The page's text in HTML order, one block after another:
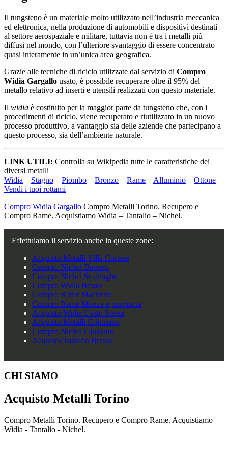
Il tungsteno è un materiale molto utilizzato nell’industria meccanica
ed elettronica, nella produzione di automobili e dispositivi destinati
al settore aerospaziale e militare, tuttavia non è tra i metalli più
diffusi nel mondo, con l’ulteriore svantaggio di essere concentrato
quasi interamente in un’unica area geografica.
Grazie alle tecniche di riciclo utilizzate dal servizio di Compro
Widia Gargallo usato, è possibile recuperare oltre il 95% del
metallo relativo ad inserti e utensili realizzati con questo materiale.
Il widia è costituito per la maggior parte da tungsteno che, con i
procedimenti di riciclo, viene recuperato e riutilizzato in un nuovo
processo produttivo, a vantaggio sia delle aziende che partecipano a
questo processo, sia dell’ambiente naturale.
LINK UTILI: Controlla su Wikipedia tutte le caratteristiche dei
diversi metalli
Widia – Stagno – Piombo – Bronzo – Rame – Alluminio – Ottone –
Vendi i tuoi rottami
Compro Widia Gargallo Compro Metalli Torino. Recupero e
Compro Rame. Acquistiamo Widia – Tantalio – Nichel.
Effettuiamo il servizio anche in queste zone:
Acquisto Metalli Villa Cortese
Compro Nichel Baveno
Compro Nichel Scalenghe
Compro Widia Besate
Compro Rame Macherio
Compro Rame Monza e provincia
Acquisto Widia Usato Stresa
Acquisto Metalli Colturano
Compro Nichel Giussano
Acquisto Tantalio Bresso
Footer
CHI SIAMO
Acquisto Metalli Torino
Compro Metalli Torino. Recupero e Compro Rame. Acquistiamo
Widia - Tantalio - Nichel.